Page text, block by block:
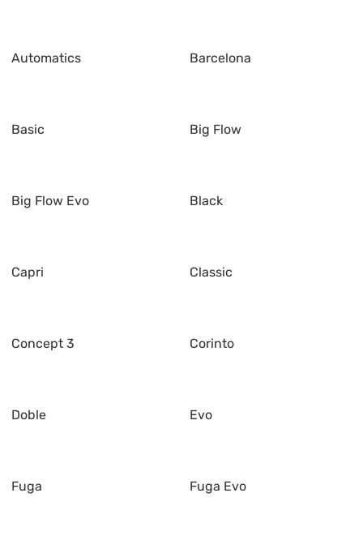
Automatics Barcelona
Basic Big Flow
Big Flow Evo Black
Capri Classic
Concept 3 Corinto
Doble Evo
Fuga Fuga Evo